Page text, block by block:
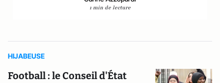
1 min de lecture
HIJABEUSE
Football : le Conseil d'État